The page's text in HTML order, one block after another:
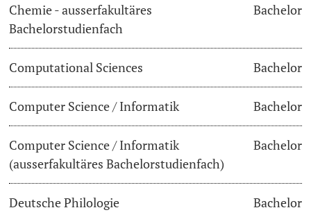
weitere Informationen
Dozierende
Belegen
Termine & Fristen
Dokumente und Verifikation
«Start Smart»-Week
Mobilität
Chemie - ausserfakultäres
Bachelorstudienfach
Bachelor
Computational Sciences Bachelor
Computer Science / Informatik Bachelor
Computer Science / Informatik
(ausserfakultäres Bachelorstudienfach)
Bachelor
Deutsche Philologie Bachelor